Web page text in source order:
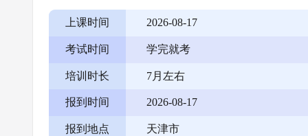
上课时间 2026-08-17
考试时间 学完就考
培训时长 7月左右
报到时间 2026-08-17
报到地点 天津市